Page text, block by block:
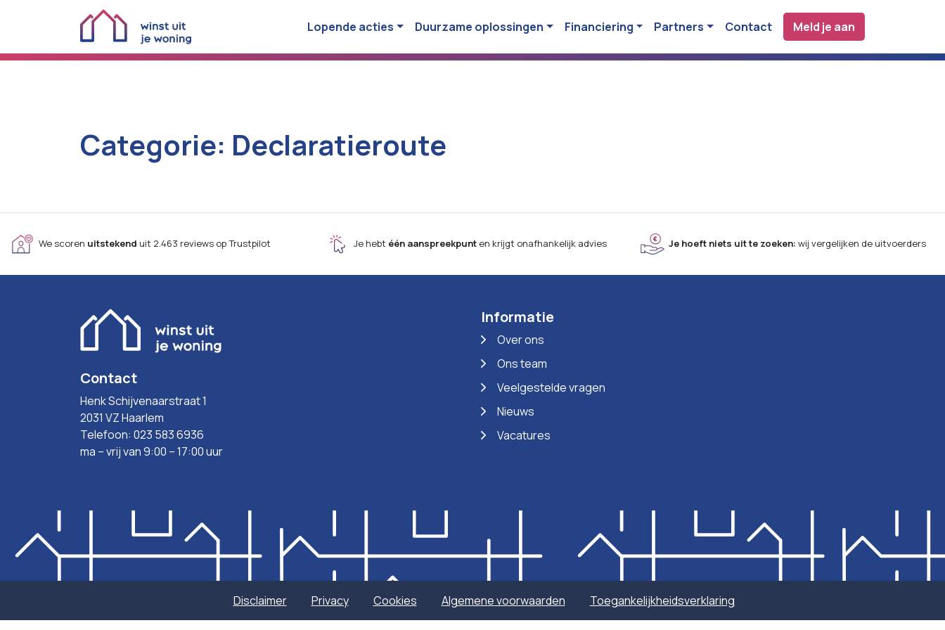
Lopende acties Duurzame oplossingen Financiering Partners Contact Meld je aan
Categorie: Declaratieroute
We scoren uitstekend uit 2.463 reviews op Trustpilot Je hebt één aanspreekpunt en krijgt onafhankelijk advies Je hoeft niets uit te zoeken: wij vergelijken de uitvoerders
Contact
Henk Schijvenaarstraat 1
2031 VZ Haarlem
Telefoon: 023 583 6936
ma – vrij van 9:00 – 17:00 uur
Informatie
Over ons
Ons team
Veelgestelde vragen
Nieuws
Vacatures
Disclaimer Privacy Cookies Algemene voorwaarden Toegankelijkheidsverklaring